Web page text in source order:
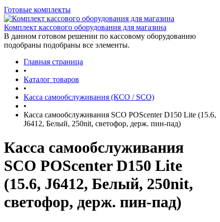
Готовые комплекты
Комплект кассового оборудования для магазина
В данном готовом решении по кассовому оборудованию
подобраны подобраны все элементы.
Главная страница
•
Каталог товаров
•
Касса самообслуживания (КСО / SCO)
•
Касса самообслуживания SCO POScenter D150 Lite (15.6,
J6412, Белый, 250nit, светофор, держ. пин-пад)
Касса самообслуживания
SCO POScenter D150 Lite
(15.6, J6412, Белый, 250nit,
светофор, держ. пин-пад)